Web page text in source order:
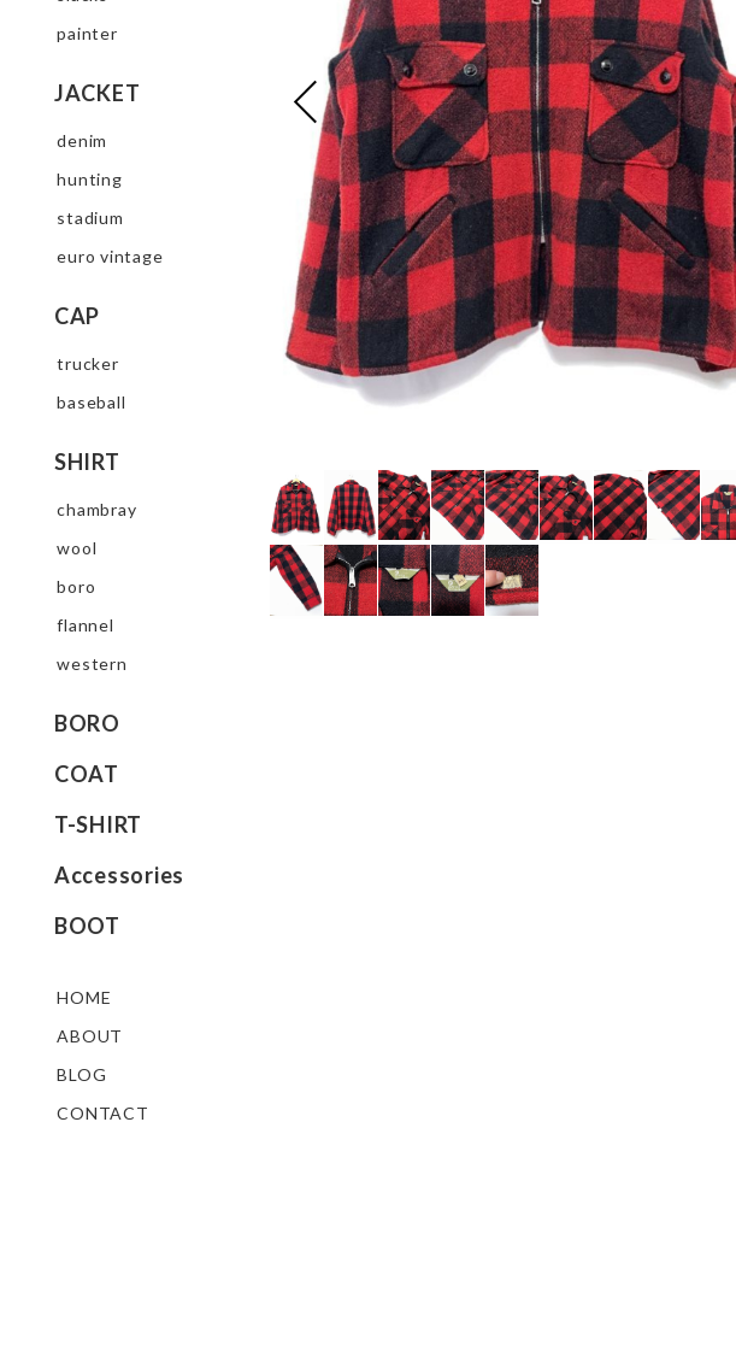
painter
JACKET
denim
hunting
stadium
euro vintage
CAP
trucker
baseball
SHIRT
chambray
wool
boro
flannel
western
BORO
COAT
T-SHIRT
Accessories
BOOT
HOME
ABOUT
BLOG
CONTACT